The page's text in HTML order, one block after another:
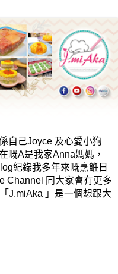
自己Joyce 及心愛小狗
嘅A是我家Anna媽媽，
紀錄我多年來嘅烹餁日
Channel 同大家會有更多
J.miAka 」是一個想跟大